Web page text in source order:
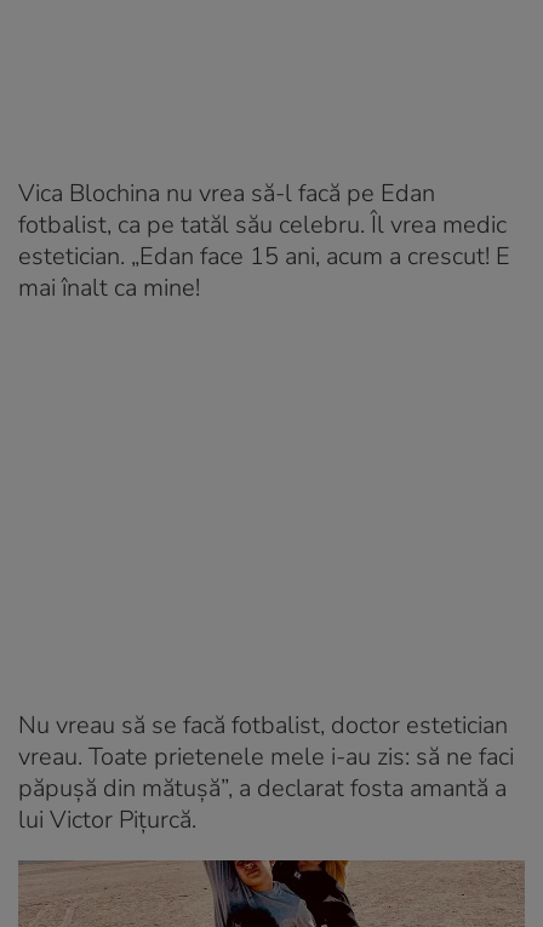
Vica Blochina nu vrea să-l facă pe Edan
fotbalist, ca pe tatăl său celebru. Îl vrea medic
estetician. „Edan face 15 ani, acum a crescut! E
mai înalt ca mine!
Nu vreau să se facă fotbalist, doctor estetician
vreau. Toate prietenele mele i-au zis: să ne faci
păpușă din mătușă”, a declarat fosta amantă a
lui Victor Pițurcă.